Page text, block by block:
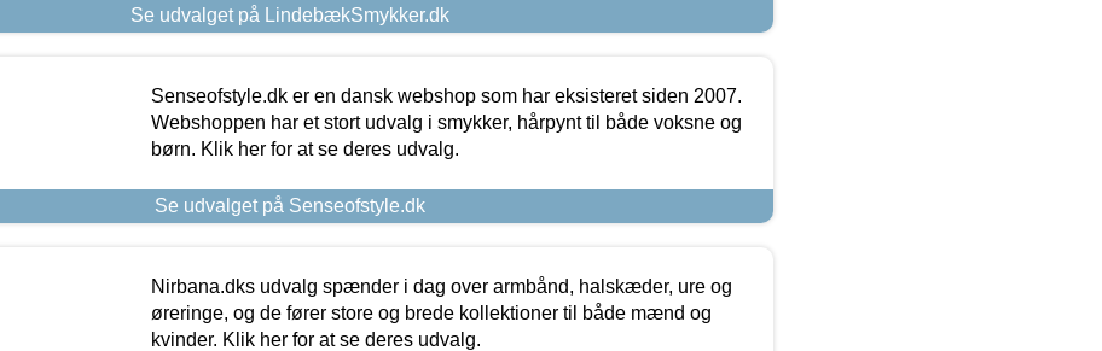
Se udvalget på LindebækSmykker.dk
Senseofstyle.dk er en dansk webshop som har eksisteret siden 2007.
Webshoppen har et stort udvalg i smykker, hårpynt til både voksne og
børn. Klik her for at se deres udvalg.
Se udvalget på Senseofstyle.dk
Nirbana.dks udvalg spænder i dag over armbånd, halskæder, ure og
øreringe, og de fører store og brede kollektioner til både mænd og
kvinder. Klik her for at se deres udvalg.